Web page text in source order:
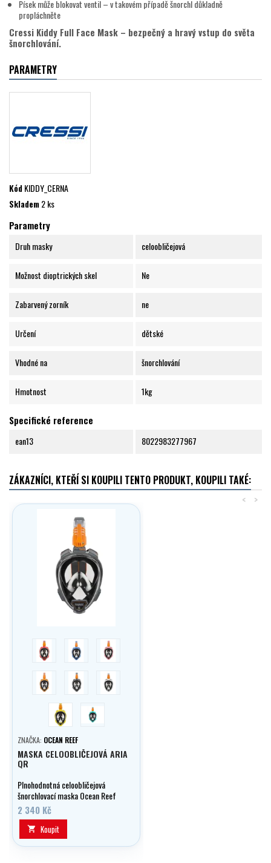
Písek může blokovat ventil – v takovém případě šnorchl důkladně
propláchněte
Cressi Kiddy Full Face Mask – bezpečný a hravý vstup do světa
šnorchlování.
PARAMETRY
KódKIDDY_CERNA
Skladem2 ks
Parametry
Druh masky celoobličejová
Možnost dioptrických skel Ne
Zabarvený zorník ne
Určení dětské
Vhodné na šnorchlování
Hmotnost 1kg
Specifické reference
ean13 8022983277967
ZÁKAZNÍCI, KTEŘÍ SI KOUPILI TENTO PRODUKT, KOUPILI TAKÉ:
>
<
červená modrá růžová
Oranžová černá bílá
žlutá mint
ZNAČKA: OCEAN REEF
MASKA CELOOBLIČEJOVÁ ARIA
QR
Plnohodnotná celoobličejová
šnorchlovací maska Ocean Reef
Aria QR s 180° panoramatickým
výhledem, systémem Dry-Top pro
suché šnorchlování a
rychloupínacím popruhem.
Komfortní a spolehlivá, vhodná
2 340 Kč
 Koupit